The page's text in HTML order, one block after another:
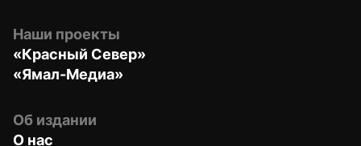
Наши проекты
«Красный Север»
«Ямал-Медиа»
Об издании
О нас